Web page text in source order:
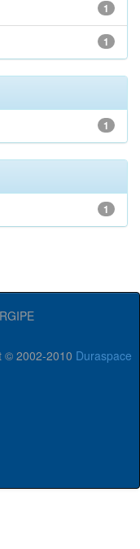
1
1
1
1
© 2002-2010 Duraspace